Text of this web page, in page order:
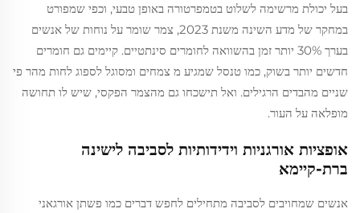
בעל יכולת מרשימה לשלוט בטמפרטורה באופן טבעי, וכפי שמפורט
במחקר של מדע השינה משנת 2023, צמר שומר על נוחות של אנשים
בערך 30% יותר זמן בהשוואה לחומרים סינתטיים. קיימים גם חומרים
חדשים יותר בשוק, כמו טנסל שמגיע מ צמחים ומסוגל לספוג לחות מהר פי
שניים מהבדים הרגילים. ואל תישכחו גם מהצמר הפקסי, שיש לו תחושה
מופלאה על העור.
אופציות אורגניות וידידותיות לסביבה לישינה
ברת-קיימא
אנשים שמחויבים לסביבה מתחילים לחפש דברים כמו פשתן אורגאני